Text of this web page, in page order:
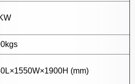
(mm)